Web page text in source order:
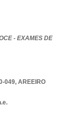
- EXAMES DE
049, AREEIRO